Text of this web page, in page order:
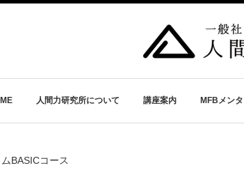
人間力研究所について 講座案内 MFBメン
BASICコース